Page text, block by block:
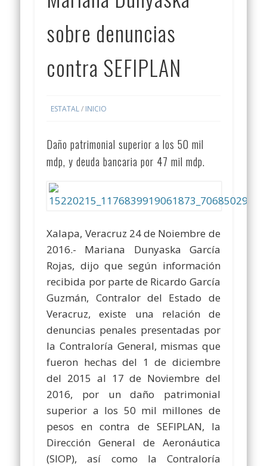
sobre denuncias
contra SEFIPLAN
ESTATAL/ INICIO
Daño patrimonial superior a los 50 mil
mdp, y deuda bancaria por 47 mil mdp.
Xalapa, Veracruz 24 de Noiembre de
2016.- Mariana Dunyaska García
Rojas, dijo que según información
recibida por parte de Ricardo García
Guzmán, Contralor del Estado de
Veracruz, existe una relación de
denuncias penales presentadas por
la Contraloría General, mismas que
fueron hechas del 1 de diciembre
del 2015 al 17 de Noviembre del
2016, por un daño patrimonial
superior a los 50 mil millones de
pesos en contra de SEFIPLAN, la
Dirección General de Aeronáutica
(SIOP), así como la Contraloría